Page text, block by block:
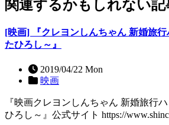
関連するかもしれない記
[映画] 『クレヨンしんちゃん 新婚旅
たひろし～』
2019/04/22 Mon
映画
『映画クレヨンしんちゃん 新婚旅行
ひろし～』公式サイト https://